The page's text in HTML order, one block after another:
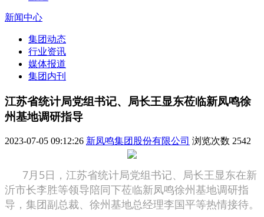
新闻中心
集团动态
行业资讯
媒体报道
集团内刊
江苏省统计局党组书记、局长王显东莅临新凤鸣徐
州基地调研指导
2023-07-05 09:12:26 新凤鸣集团股份有限公司 浏览次数 2542
7月5日，江苏省统计局党组书记、局长王显东在新
沂市长李胜等领导陪同下莅临新凤鸣徐州基地调研指
导，集团副总裁、徐州基地总经理李国平等热情接待。